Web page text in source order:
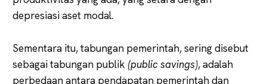
depresiasi aset modal.
Sementara itu, tabungan pemerintah, sering disebut
sebagai tabungan publik (public savings), adalah
perbedaan antara pendapatan pemerintah dan